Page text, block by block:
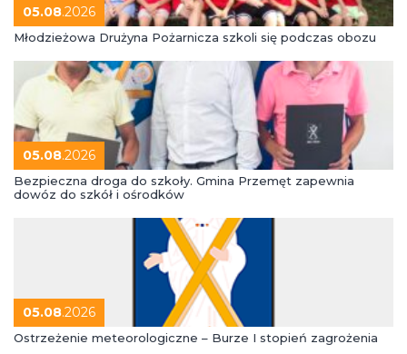
05.08.2026
Młodzieżowa Drużyna Pożarnicza szkoli się podczas obozu
05.08.2026
Bezpieczna droga do szkoły. Gmina Przemęt zapewnia
dowóz do szkół i ośrodków
05.08.2026
Ostrzeżenie meteorologiczne – Burze I stopień zagrożenia